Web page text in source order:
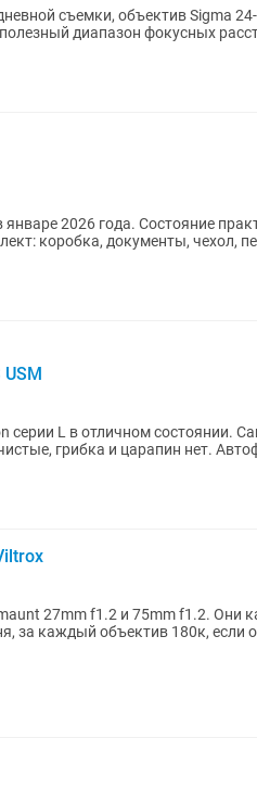
съемки, объектив Sigma
диапазон фокусных
январе 2026 года. Состояние
коробка, документы, чехол,
L в отличном состоянии.
грибка и царапин нет.
27mm f1.2 и 75mm f1.2. Они
за каждый объектив 180к, если